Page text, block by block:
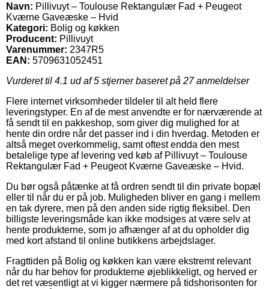
Navn: Pillivuyt – Toulouse Rektangulær Fad + Peugeot
Kværne Gaveæske – Hvid
Kategori: Bolig og køkken
Producent: Pillivuyt
Varenummer: 2347R5
EAN: 5709631052451
Vurderet til 4.1 ud af 5 stjerner baseret på 27anmeldelser
Flere internet virksomheder tildeler til alt held flere
leveringstyper. En af de mest anvendte er for nærværende at
få sendt til en pakkeshop, som giver dig mulighed for at
hente din ordre når det passer ind i din hverdag. Metoden er
altså meget overkommelig, samt oftest endda den mest
betalelige type af levering ved køb af Pillivuyt – Toulouse
Rektangulær Fad + Peugeot Kværne Gaveæske – Hvid.
Du bør også påtænke at få ordren sendt til din private bopæl
eller til når du er på job. Muligheden bliver en gang i mellem
en tak dyrere, men på den anden side rigtig fleksibel. Den
billigste leveringsmåde kan ikke modsiges at være selv at
hente produkterne, som jo afhænger af at du opholder dig
med kort afstand til online butikkens arbejdslager.
Fragttiden på Bolig og køkken kan være ekstremt relevant
når du har behov for produkterne øjeblikkeligt, og herved er
det ret væsentligt at vi kigger nærmere på tidshorisonten for